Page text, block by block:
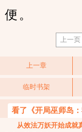
便。
上一页
上一章
临时书架
看了《开局巫师岛
从效法万妖开始成就